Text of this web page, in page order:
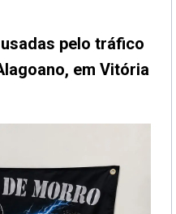
pelo tráfico
em Vitória